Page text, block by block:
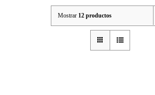
Mostrar 12 productos